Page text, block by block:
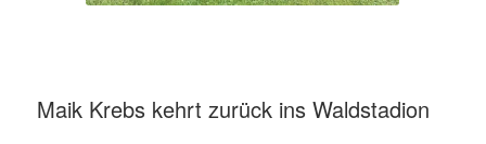
Maik Krebs kehrt zurück ins Waldstadion